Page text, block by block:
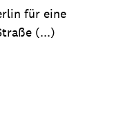
für eine
(...)